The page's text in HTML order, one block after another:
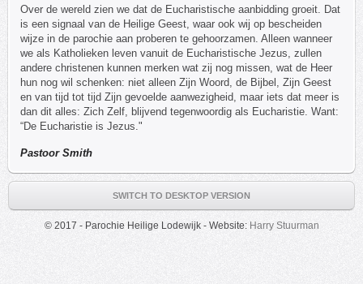
Over de wereld zien we dat de Eucharistische aanbidding groeit. Dat
is een signaal van de Heilige Geest, waar ook wij op bescheiden
wijze in de parochie aan proberen te gehoorzamen. Alleen wanneer
we als Katholieken leven vanuit de Eucharistische Jezus, zullen
andere christenen kunnen merken wat zij nog missen, wat de Heer
hun nog wil schenken: niet alleen Zijn Woord, de Bijbel, Zijn Geest
en van tijd tot tijd Zijn gevoelde aanwezigheid, maar iets dat meer is
dan dit alles: Zich Zelf, blijvend tegenwoordig als Eucharistie. Want:
“De Eucharistie is Jezus."
Pastoor Smith
SWITCH TO DESKTOP VERSION
© 2017 - Parochie Heilige Lodewijk - Website: Harry Stuurman